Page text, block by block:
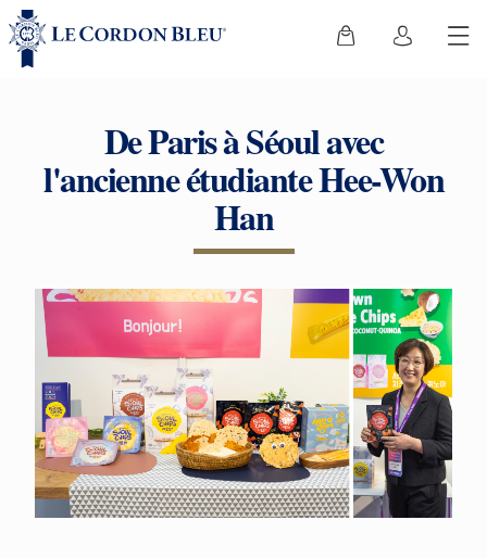
De Paris à Séoul avec
l'ancienne étudiante Hee-Won
Han